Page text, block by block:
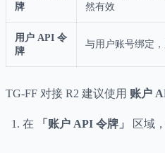
牌
然有效
用户 API 令
牌
与用户账号绑定
TG-FF 对接 R2 建议使用 账户
在 「账户 API 令牌」 区域